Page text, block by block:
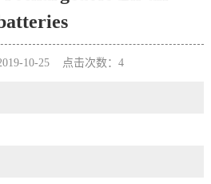
10-25 点击次数： 4